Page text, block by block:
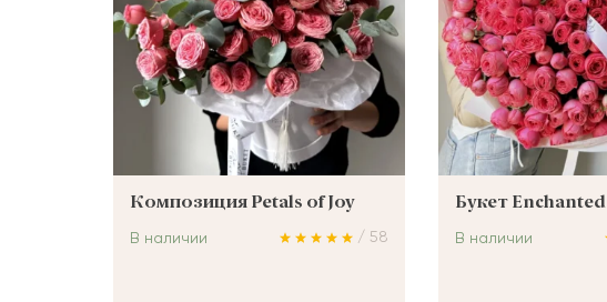
Композиция Petals of Joy
/ 58
В наличии
Букет Enchanted
В наличии